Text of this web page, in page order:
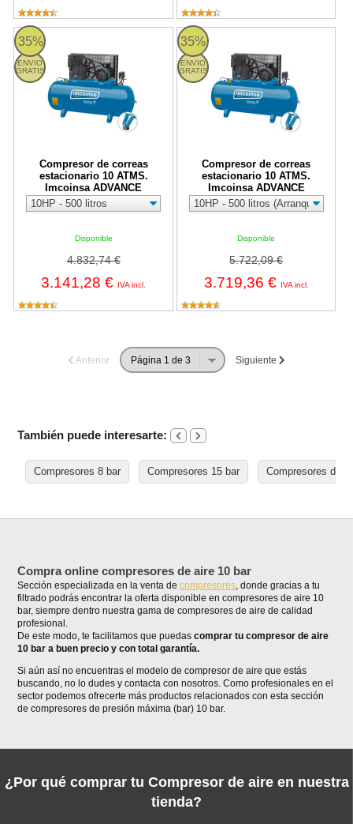
35%
ENVIO
GRATIS
Compresor de correas
estacionario 10 ATMS.
Imcoinsa ADVANCE
Disponible
4.832,74 €
3.141,28 € IVA incl.
Compresor de correas estacionario 10 ATMS. Imcoinsa
35%
ENVIO
GRATIS
Compresor de correas
estacionario 10 ATMS.
Imcoinsa ADVANCE
Disponible
5.722,09 €
3.719,36 € IVA incl.
Compresor de correas
Anterior Siguiente
También puede interesarte:
Compresores 8 bar Compresores 15 bar Compresores de
Compra online compresores de aire 10 bar
Sección especializada en la venta decompresores, donde gracias a tu
filtrado podrás encontrar la oferta disponible en compresores de aire 10
bar, siempre dentro nuestra gama de compresores de aire de calidad
profesional.
De este modo, te facilitamos que puedascomprar tu compresor de aire
10 bar a buen precio y con total garantía.
Si aún así no encuentras el modelo de compresor de aire que estás
buscando, no lo dudes y contacta con nosotros. Como profesionales en el
sector podemos ofrecerte más productos relacionados con esta sección
de compresores de presión máxima (bar) 10 bar.
¿Por qué comprar tu Compresor de aire en nuestra
tienda?